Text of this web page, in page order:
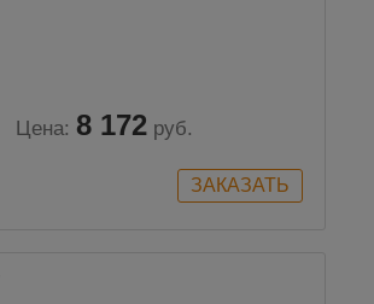
Цена: 8 172 руб.